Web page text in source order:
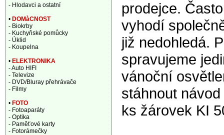
prodejce.
vyhodí
již nedohledá.
spravujeme
vánoční
stáhnout
ks žárovek KI
- Hlodavci a ostatní
• DOMàCNOST
- Biokrby
- Kuchyňské pomůcky
- Úklid
- Koupelna
• ELEKTRONIKA
- Auto HIFI
- Televize
- DVD/Bluray přehrávače
- Filmy
• FOTO
- Fotoaparáty
- Optika
- Paměťové karty
- Fotorámečky